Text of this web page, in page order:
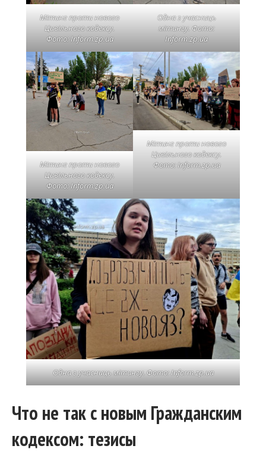
Мітинг проти нового
Цивільного кодексу.
Фото: Inform.zp.ua
Одна з учасниць
мітингу. Фото:
Inform.zp.ua
Мітинг проти нового
Цивільного кодексу.
Фото: Inform.zp.ua
Мітинг проти нового
Цивільного кодексу.
Фото: Inform.zp.ua
Одна з учасниць мітингу. Фото: Inform.zp.ua
Что не так с новым Гражданским
кодексом: тезисы